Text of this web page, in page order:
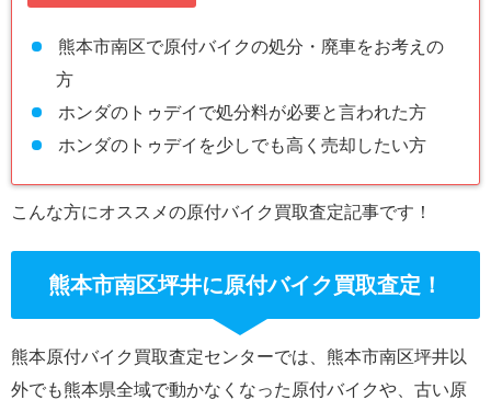
熊本市南区で原付バイクの処分・廃車をお考えの
方
ホンダのトゥデイで処分料が必要と言われた方
ホンダのトゥデイを少しでも高く売却したい方
こんな方にオススメの原付バイク買取査定記事です！
熊本市南区坪井に原付バイク買取査定！
熊本原付バイク買取査定センターでは、熊本市南区坪井以
外でも熊本県全域で動かなくなった原付バイクや、古い原